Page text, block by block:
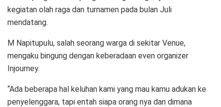
kegiatan olah raga dan turnamen pada bulan Juli
mendatang.
M Napitupulu, salah seorang warga di sekitar Venue,
mengaku bingung dengan keberadaan even organizer
Injourney.
“Ada beberapa hal keluhan kami yang mau kamu adukan ke
penyelenggara, tapi entah siapa orang nya dan dimana